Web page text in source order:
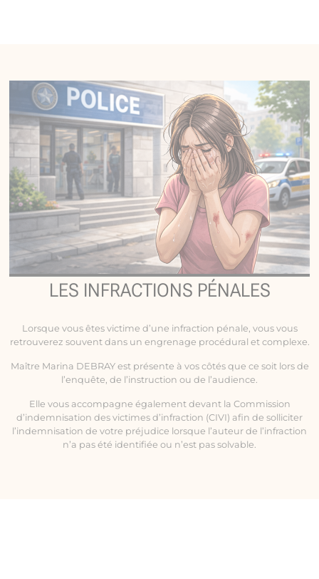
LES INFRACTIONS PÉNALES
Lorsque vous êtes victime d’une infraction pénale, vous vous
retrouverez souvent dans un engrenage procédural et complexe.
Maître Marina DEBRAY est présente à vos côtés que ce soit lors de
l’enquête, de l’instruction ou de l’audience.
Elle vous accompagne également devant la Commission
d’indemnisation des victimes d’infraction (CIVI) afin de solliciter
l’indemnisation de votre préjudice lorsque l’auteur de l’infraction
n’a pas été identifiée ou n’est pas solvable.